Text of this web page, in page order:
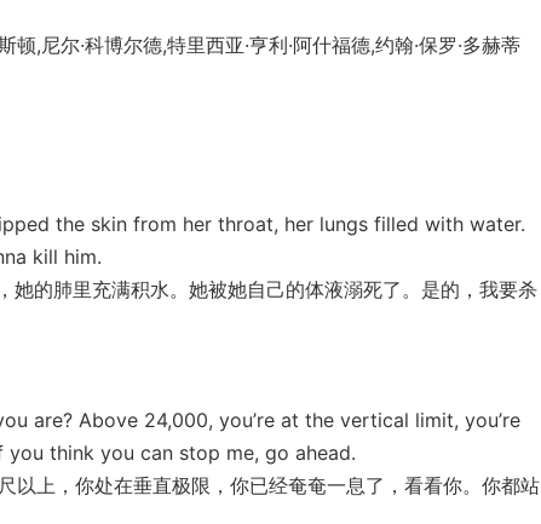
尼尔·科博尔德,特里西亚·亨利·阿什福德,约翰·保罗·多赫蒂
the skin from her throat, her lungs filled with water.
kill him.
的肺里充满积水。她被她自己的体液溺死了。是的，我要杀
Above 24,000, you’re at the vertical limit, you’re
think you can stop me, go ahead.
上，你处在垂直极限，你已经奄奄一息了，看看你。你都站